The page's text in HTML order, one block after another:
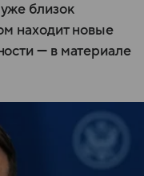
близок
находит новые
— в материале